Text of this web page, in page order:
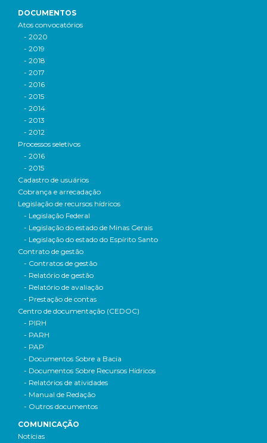
DOCUMENTOS
Atos convocatórios
- 2020
- 2019
- 2018
- 2017
- 2016
- 2015
- 2014
- 2013
- 2012
Processos seletivos
- 2016
- 2015
Cadastro de usuários
Cobrança e arrecadação
Legislação de recursos hídricos
- Legislação Federal
- Legislação do estado de Minas Gerais
- Legislação do estado do Espírito Santo
Contrato de gestão
- Contratos de gestão
- Relatório de gestão
- Relatório de avaliação
- Prestação de contas
Centro de documentação (CEDOC)
- PIRH
- PARH
- PAP
- Documentos Sobre a Bacia
- Documentos Sobre Recursos Hídricos
- Relatórios de atividades
- Manual de Redação
- Outros documentos
COMUNICAÇÃO
Notícias